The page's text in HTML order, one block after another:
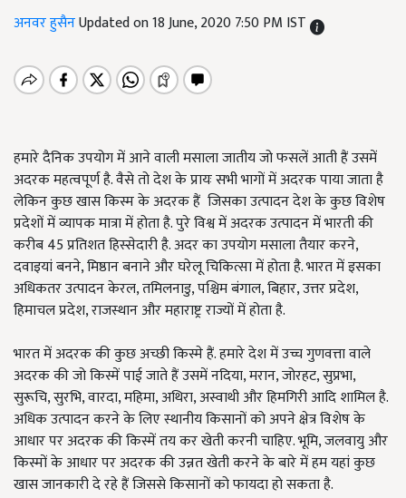
अनवर हुसैनUpdated on 18 June, 2020 7:50 PM IST
हमारे दैनिक उपयोग में आने वाली मसाला जातीय जो फसलें आती हैं उसमें
अदरक महत्वपूर्ण है. वैसे तो देश के प्रायः सभी भागों में अदरक पाया जाता है
लेकिन कुछ खास किस्म के अदरक हैं जिसका उत्पादन देश के कुछ विशेष
प्रदेशों में व्यापक मात्रा में होता है. पुरे विश्व में अदरक उत्पादन में भारती की
करीब 45 प्रतिशत हिस्सेदारी है. अदर का उपयोग मसाला तैयार करने,
दवाइयां बनने, मिष्ठान बनाने और घरेलू चिकित्सा में होता है. भारत में इसका
अधिकतर उत्पादन केरल, तमिलनाडु, पश्चिम बंगाल, बिहार, उत्तर प्रदेश,
हिमाचल प्रदेश, राजस्थान और महाराष्ट्र राज्यों में होता है.
भारत में अदरक की कुछ अच्छी किस्मे हैं. हमारे देश में उच्च गुणवत्ता वाले
अदरक की जो किस्में पाई जाते हैं उसमें नदिया, मरान, जोरहट, सुप्रभा,
सुरूचि, सुरभि, वारदा, महिमा, अथिरा, अस्वाथी और हिमगिरी आदि शामिल है.
अधिक उत्पादन करने के लिए स्थानीय किसानों को अपने क्षेत्र विशेष के
आधार पर अदरक की किस्में तय कर खेती करनी चाहिए. भूमि, जलवायु और
किस्मों के आधार पर अदरक की उन्नत खेती करने के बारे में हम यहां कुछ
खास जानकारी दे रहे हैं जिससे किसानों को फायदा हो सकता है.